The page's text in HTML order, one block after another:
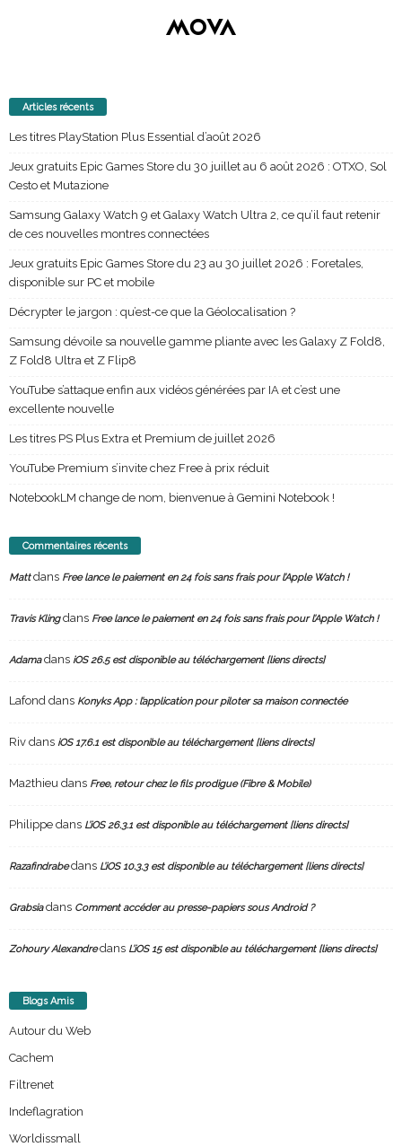
Articles récents
Les titres PlayStation Plus Essential d’août 2026
Jeux gratuits Epic Games Store du 30 juillet au 6 août 2026 : OTXO, Sol
Cesto et Mutazione
Samsung Galaxy Watch 9 et Galaxy Watch Ultra 2, ce qu’il faut retenir
de ces nouvelles montres connectées
Jeux gratuits Epic Games Store du 23 au 30 juillet 2026 : Foretales,
disponible sur PC et mobile
Décrypter le jargon : qu’est-ce que la Géolocalisation ?
Samsung dévoile sa nouvelle gamme pliante avec les Galaxy Z Fold8,
Z Fold8 Ultra et Z Flip8
YouTube s’attaque enfin aux vidéos générées par IA et c’est une
excellente nouvelle
Les titres PS Plus Extra et Premium de juillet 2026
YouTube Premium s’invite chez Free à prix réduit
NotebookLM change de nom, bienvenue à Gemini Notebook !
Commentaires récents
Mattdans Free lance le paiement en 24 fois sans frais pour l’Apple Watch !
Travis Klingdans Free lance le paiement en 24 fois sans frais pour l’Apple Watch !
Adamadans iOS 26.5 est disponible au téléchargement [liens directs]
Lafond dans Konyks App : l’application pour piloter sa maison connectée
Riv dans iOS 17.6.1 est disponible au téléchargement [liens directs]
Ma2thieu dans Free, retour chez le fils prodigue (Fibre & Mobile)
Philippe dans L’iOS 26.3.1 est disponible au téléchargement [liens directs]
Razafindrabedans L’iOS 10.3.3 est disponible au téléchargement [liens directs]
Grabsiadans Comment accéder au presse-papiers sous Android ?
Zohoury Alexandredans L’iOS 15 est disponible au téléchargement [liens directs]
Blogs Amis
Autour du Web
Cachem
Filtrenet
Indeflagration
Worldissmall